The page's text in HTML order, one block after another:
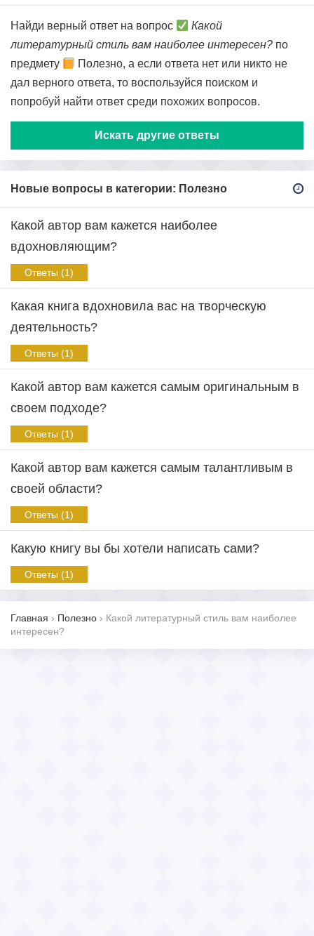
Найди верный ответ на вопрос
Какой
литературный стиль вам наиболее интересен? по
предмету
Полезно, а если ответа нет или никто не
дал верного ответа, то воспользуйся поиском и
попробуй найти ответ среди похожих вопросов.
Искать другие ответы
Новые вопросы в категории: Полезно
Какой автор вам кажется наиболее
вдохновляющим?
Ответы (1)
Какая книга вдохновила вас на творческую
деятельность?
Ответы (1)
Какой автор вам кажется самым оригинальным в
своем подходе?
Ответы (1)
Какой автор вам кажется самым талантливым в
своей области?
Ответы (1)
Какую книгу вы бы хотели написать сами?
Ответы (1)
Главная › Полезно › Какой литературный стиль вам наиболее
интересен?